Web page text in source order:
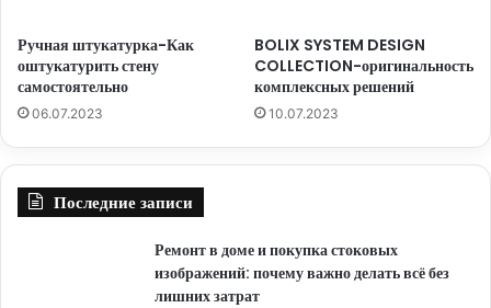
Ручная штукатурка-Как
оштукатурить стену
самостоятельно
06.07.2023
BOLIX SYSTEM DESIGN
COLLECTION-оригинальность
комплексных решений
10.07.2023
Последние записи
Ремонт в доме и покупка стоковых
изображений: почему важно делать всё без
лишних затрат